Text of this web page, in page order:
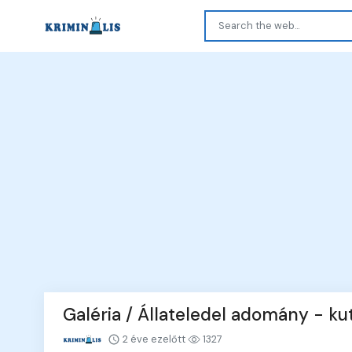
Galéria / Állateledel adomány -
2 éve ezelőtt 1327